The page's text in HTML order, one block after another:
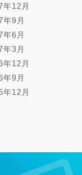
年12月
年9月
年6月
年3月
年12月
年9月
年12月